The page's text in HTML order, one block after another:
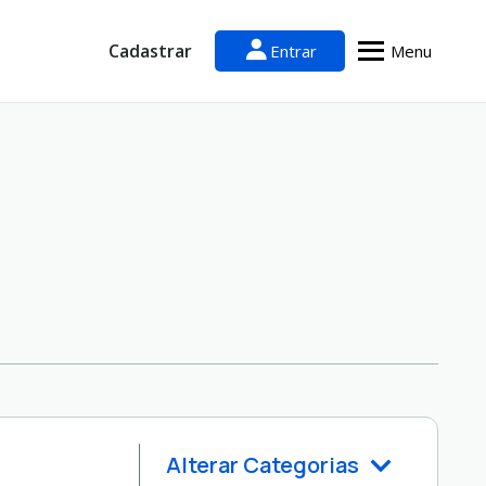
Cadastrar Entrar Menu
Alterar Categorias